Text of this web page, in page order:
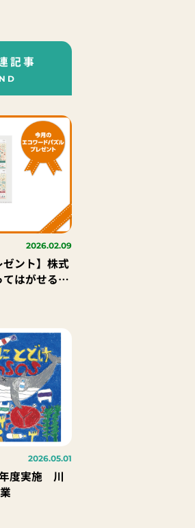
記事
2026.02.09
ゼント】株式
はがせる
2026.05.01
年度実施 川